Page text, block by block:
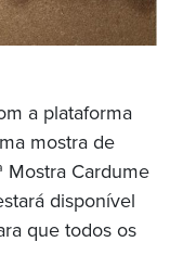
a plataforma
mostra de
Mostra Cardume
disponível
que todos os